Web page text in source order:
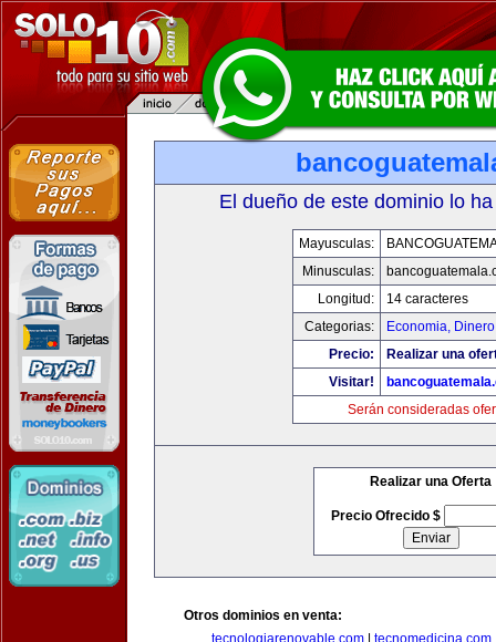
El dueño de este dominio lo
Mayusculas:
Minusculas:
Longitud:
14 caracteres
Categorias:
Economia,
Precio:
Realizar una
Visitar!
Serán consideradas
Realizar una Oferta
Precio Ofrecido $
Otros dominios en venta:
tecnologiarenovable.com
tecnomedicina.com